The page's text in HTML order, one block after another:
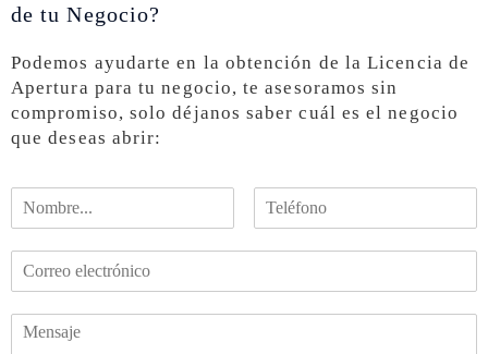
de tu Negocio?
Podemos ayudarte en la obtención de la Licencia de
Apertura para tu negocio, te asesoramos sin
compromiso, solo déjanos saber cuál es el negocio
que deseas abrir: